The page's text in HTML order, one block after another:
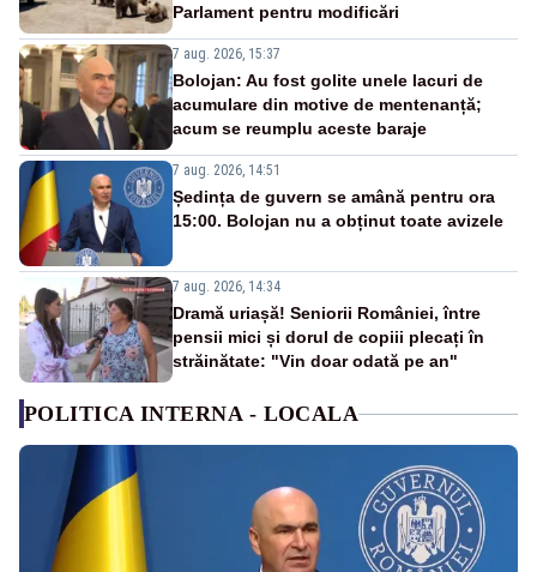
Parlament pentru modificări
7 aug. 2026, 15:37
Bolojan: Au fost golite unele lacuri de
acumulare din motive de mentenanță;
acum se reumplu aceste baraje
7 aug. 2026, 14:51
Ședința de guvern se amână pentru ora
15:00. Bolojan nu a obținut toate avizele
7 aug. 2026, 14:34
Dramă uriașă! Seniorii României, între
pensii mici și dorul de copiii plecați în
străinătate: "Vin doar odată pe an"
POLITICA INTERNA - LOCALA